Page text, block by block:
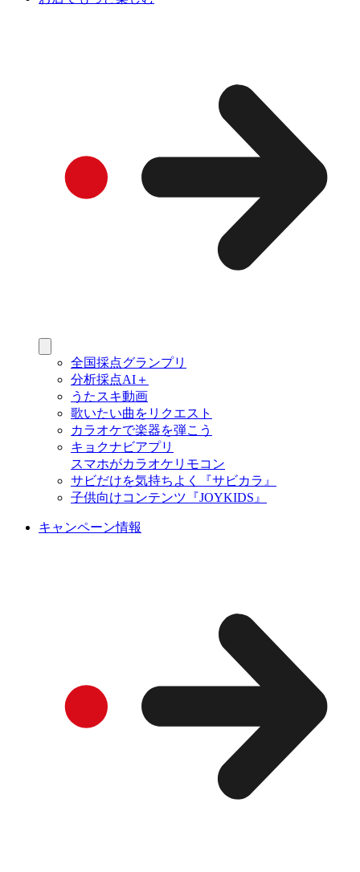
全国採点グランプリ
分析採点AI＋
うたスキ動画
歌いたい曲をリクエスト
カラオケで楽器を弾こう
キョクナビアプリ
スマホがカラオケリモコン
サビだけを気持ちよく『サビカラ』
子供向けコンテンツ『JOYKIDS』
キャンペーン情報